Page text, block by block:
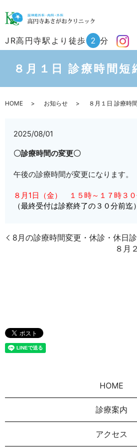
JR高円寺駅より徒歩 2 分
８月１日 診療時間短
HOME お知らせ ８月１日 診療時
2025/08/01
〇診療時間の変更〇
午後の診療時間が変更になります。
８月1日（金） １５時～１７時３
（最終受付は診察終了の３０分前迄）
8月の診療時間変更・休診・休日
８月
HOME
診療案内
アクセス